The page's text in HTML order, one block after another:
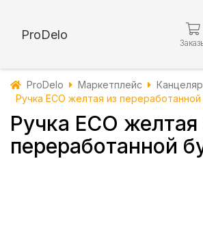
ProDelo
ProDelo Маркетплейс
Ручка ECO желтая из переработанной
Ручка ECO желтая
переработанной